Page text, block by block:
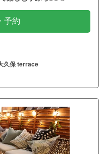
予約
久保 terrace